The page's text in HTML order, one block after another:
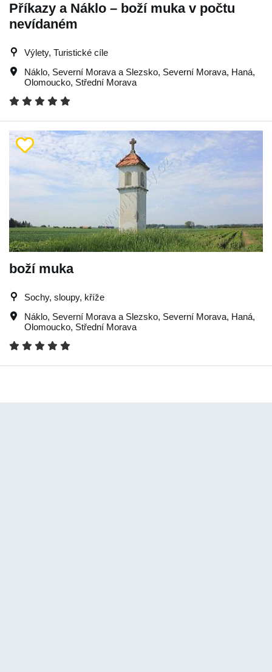
Příkazy a Náklo – boží muka v počtu
nevídaném
Výlety, Turistické cíle
Náklo, Severní Morava a Slezsko, Severní Morava, Haná,
Olomoucko, Střední Morava
boží muka
Sochy, sloupy, kříže
Náklo, Severní Morava a Slezsko, Severní Morava, Haná,
Olomoucko, Střední Morava